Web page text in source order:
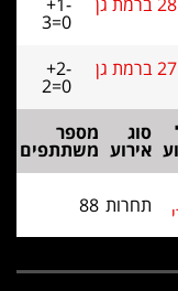
3=0
שישי מהיר 27 ברמת גן +2-
2=0
סוג
אירוע
מספר
משתתפים
תחרות 88